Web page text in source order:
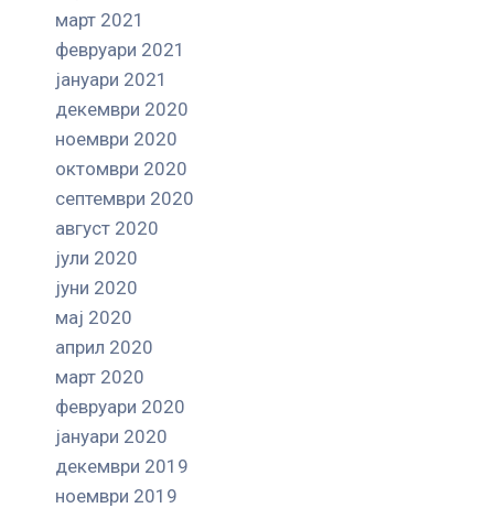
март 2021
февруари 2021
јануари 2021
декември 2020
ноември 2020
октомври 2020
септември 2020
август 2020
јули 2020
јуни 2020
мај 2020
април 2020
март 2020
февруари 2020
јануари 2020
декември 2019
ноември 2019